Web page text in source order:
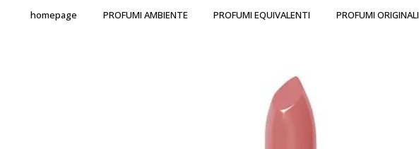
homepage PROFUMI AMBIENTE PROFUMI EQUIVALENTI PROFUMI ORIGINALI